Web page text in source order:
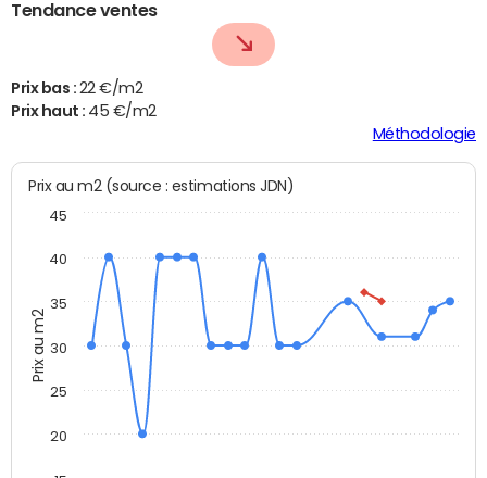
Tendance ventes
Prix bas : 22 €/m2
Prix haut : 45 €/m2
Méthodologie
Prix au m2
Prix au m2 (source : estimations JDN)
20
25
30
35
40
45